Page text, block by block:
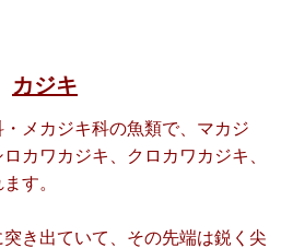
カジキ
メカジキ科の魚類で、マカジ
カワカジキ、クロカワカジキ、
す。
き出ていて、その先端は鋭く尖